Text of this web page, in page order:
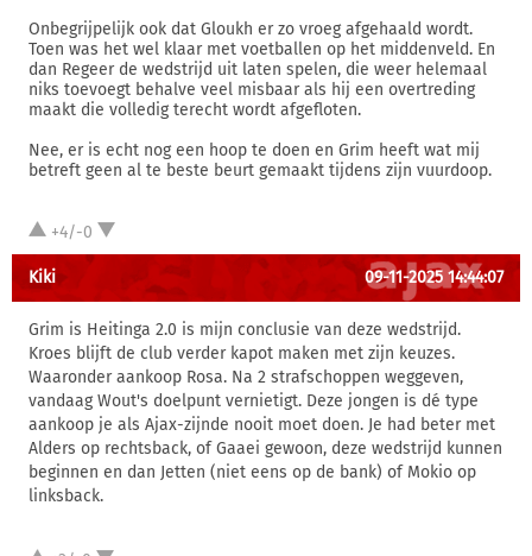
Onbegrijpelijk ook dat Gloukh er zo vroeg afgehaald wordt.
Toen was het wel klaar met voetballen op het middenveld. En
dan Regeer de wedstrijd uit laten spelen, die weer helemaal
niks toevoegt behalve veel misbaar als hij een overtreding
maakt die volledig terecht wordt afgefloten.
Nee, er is echt nog een hoop te doen en Grim heeft wat mij
betreft geen al te beste beurt gemaakt tijdens zijn vuurdoop.
+4/-0
Kiki 09-11-2025 14:44:07
Grim is Heitinga 2.0 is mijn conclusie van deze wedstrijd.
Kroes blijft de club verder kapot maken met zijn keuzes.
Waaronder aankoop Rosa. Na 2 strafschoppen weggeven,
vandaag Wout's doelpunt vernietigt. Deze jongen is dé type
aankoop je als Ajax-zijnde nooit moet doen. Je had beter met
Alders op rechtsback, of Gaaei gewoon, deze wedstrijd kunnen
beginnen en dan Jetten (niet eens op de bank) of Mokio op
linksback.